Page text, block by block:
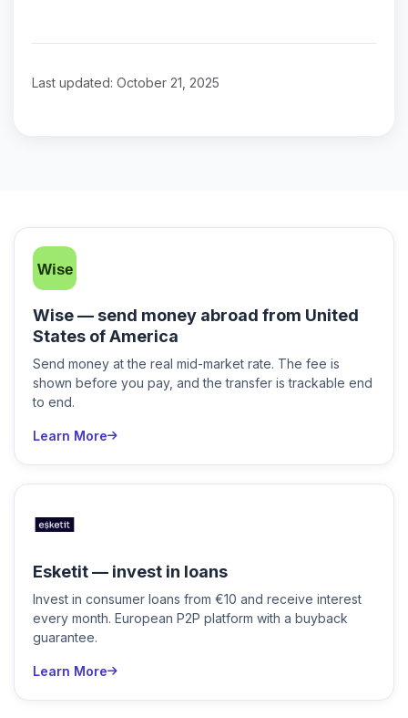
Last updated: October 21, 2025
Wise — send money abroad from United
States of America
Send money at the real mid-market rate. The fee is
shown before you pay, and the transfer is trackable end
to end.
Learn More
Esketit — invest in loans
Invest in consumer loans from €10 and receive interest
every month. European P2P platform with a buyback
guarantee.
Learn More